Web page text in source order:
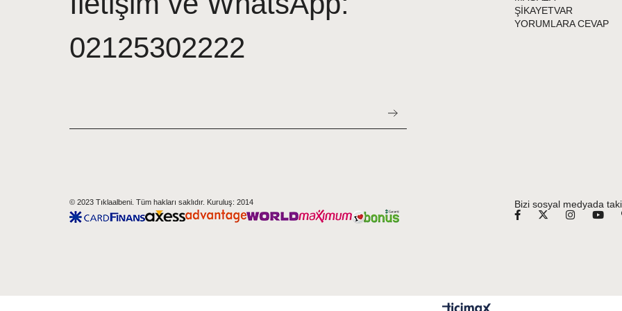
02125302222
ŞİKAYETVAR
YORUMLARA CEVAP
© 2023 Tıklaalbeni. Tüm hakları saklıdır. Kuruluş: 2014 Bizi sosyal medyada